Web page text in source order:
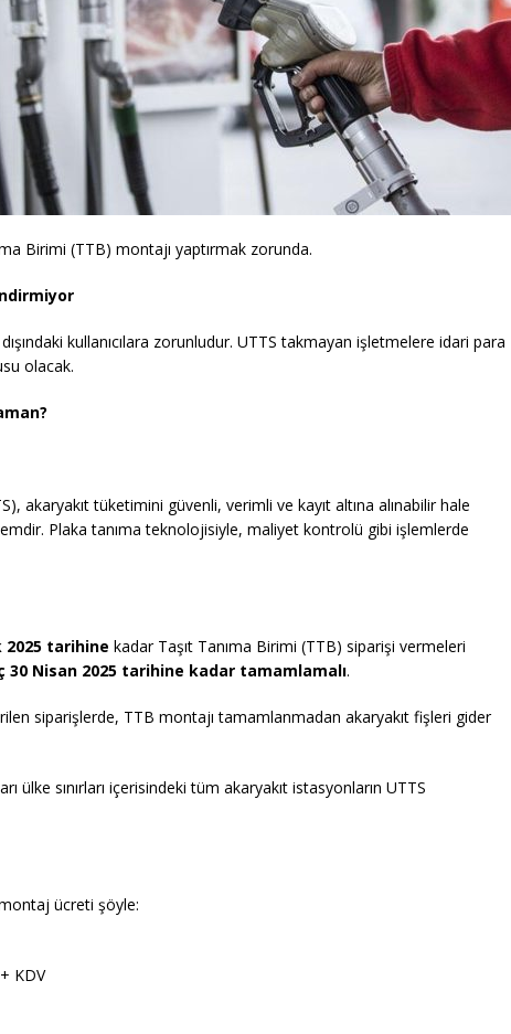
Birimi (TTB) montajı yaptırmak zorunda.
kullanıcılara zorunludur. UTTS takmayan işletmelere idari para
olacak.
akaryakıt tüketimini güvenli, verimli ve kayıt altına alınabilir hale
Plaka tanıma teknolojisiyle, maliyet kontrolü gibi işlemlerde
2025 tarihine kadar Taşıt Tanıma Birimi (TTB) siparişi vermeleri
30 Nisan 2025 tarihine kadar tamamlamalı.
siparişlerde, TTB montajı tamamlanmadan akaryakıt fişleri gider
ülke sınırları içerisindeki tüm akaryakıt istasyonların UTTS
montaj ücreti şöyle:
KDV